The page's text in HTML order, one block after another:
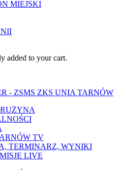
MIEJSKI
added to your cart.
- ZSMS ZKS UNIA TARNÓW
TV
TERMINARZ, WYNIKI
LIVE